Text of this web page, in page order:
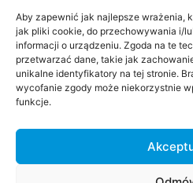
Aby zapewnić jak najlepsze wrażenia,
jak pliki cookie, do przechowywania i/
informacji o urządzeniu. Zgoda na te
przetwarzać dane, takie jak
unikalne identyfikatory na tej stronie.
wycofanie zgody może niekorzystnie
funkcje.
ANOYA SQUASH
BIBLIOTEKA PUBLICZNA
CENTRUM MISJI
CROSS TEAM STARE BABICE
CROSSMINTON POLSKA
DOM KULTURY STARE BABICE
FUNDACJA NA PRZEKÓR